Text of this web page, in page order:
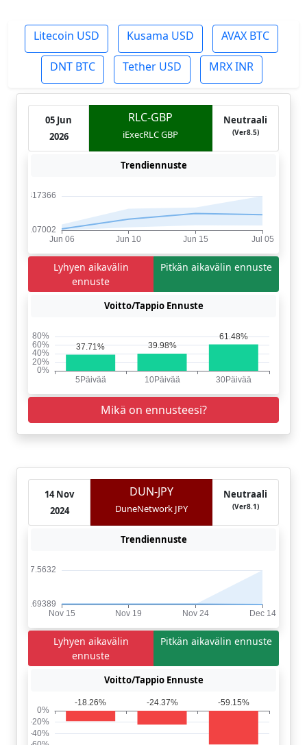
Litecoin USD Kusama USD AVAX BTC
DNT BTC Tether USD MRX INR
05 Jun
2026
RLC-GBP
iExecRLC GBP
Neutraali
(Ver8.5)
Trendiennuste
Lyhyen aikavälin
ennuste
Pitkän aikavälin ennuste
Voitto/Tappio Ennuste
Mikä on ennusteesi?
14 Nov
2024
DUN-JPY
DuneNetwork JPY
Neutraali
(Ver8.1)
Trendiennuste
Lyhyen aikavälin
ennuste
Pitkän aikavälin ennuste
Voitto/Tappio Ennuste